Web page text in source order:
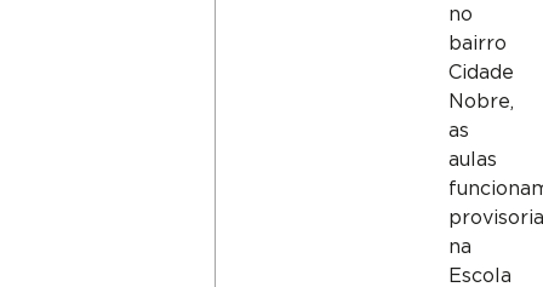
no
bairro
Cidade
Nobre,
as
aulas
na
Escola